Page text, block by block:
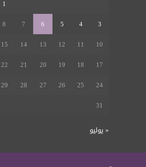
1
3
4
5
6
7
8
10
11
12
13
14
15
17
18
19
20
21
22
24
25
26
27
28
29
31
« يوليو